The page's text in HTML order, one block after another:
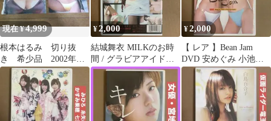
現在 ¥4,999
根本はるみ 切り抜
き 希少品 2002年
～ 2点セット
¥2,000
結城舞衣 MILKのお時
間 / グラビアアイドル
DVD 着エロイメージ
¥2,000
【 レア 】Bean Jam
DVD 安めぐみ 小池祥
絵 / グラビアアイドル